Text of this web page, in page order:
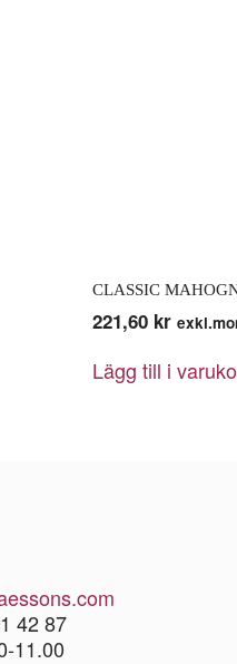
CLASSIC
221,60 kr
Lägg till i
42 87
11.00